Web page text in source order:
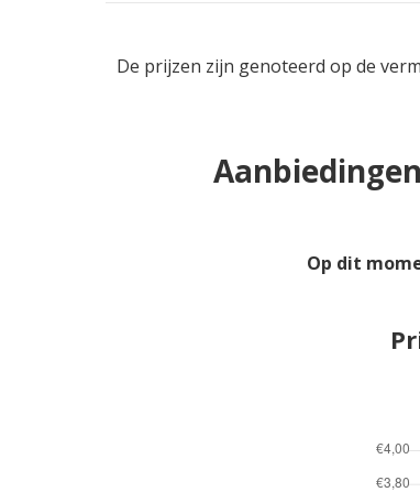
De prijzen zijn genoteerd op de
Op dit